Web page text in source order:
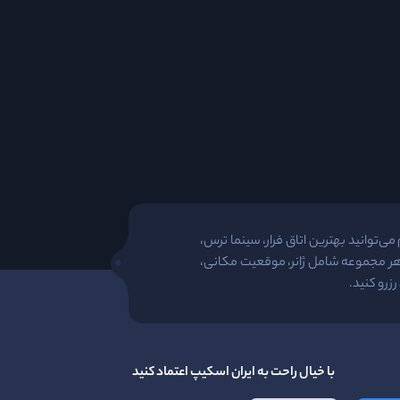
بهترین اتاق فرار، سینما ترس،
مجموعه شامل ژانر، موقعیت مکانی،
کنید.
با خیال راحت به ایران اسکیپ اعتماد کنید